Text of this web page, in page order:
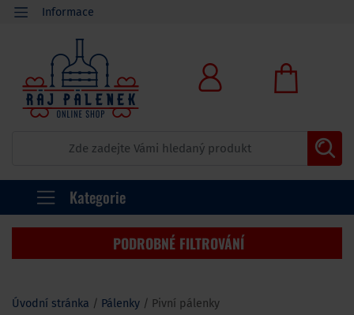
Informace
Kategorie
PODROBNÉ FILTROVÁNÍ
Úvodní stránka Pálenky
Pivní pálenky